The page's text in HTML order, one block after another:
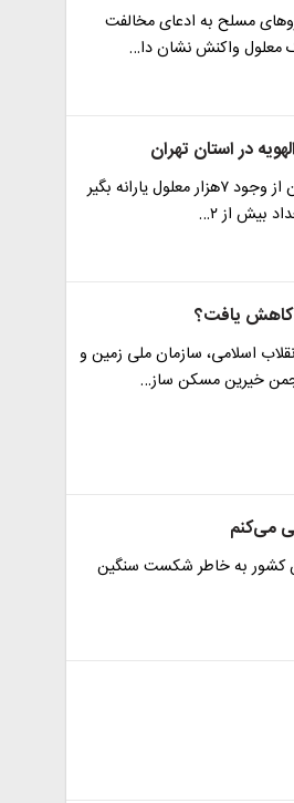
مسلح به ادعای مخالفت
معلول واکنش نشان دا…
معاون توانبخشی بهزیستی استان تهران از وجود ۷هزار معلول یارانه بگیر
بیش از ۲…
کاهش یافت؟
انقلاب اسلامی، سازمان ملی زمین و
خیرین مسکن ساز…
می‌کنم
کشور به خاطر شکست سنگین